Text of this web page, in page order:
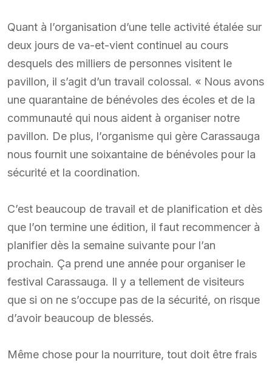
Quant à l’organisation d’une telle activité étalée sur
deux jours de va-et-vient continuel au cours
desquels des milliers de personnes visitent le
pavillon, il s’agit d’un travail colossal. « Nous avons
une quarantaine de bénévoles des écoles et de la
communauté qui nous aident à organiser notre
pavillon. De plus, l’organisme qui gère Carassauga
nous fournit une soixantaine de bénévoles pour la
sécurité et la coordination.
C’est beaucoup de travail et de planification et dès
que l’on termine une édition, il faut recommencer à
planifier dès la semaine suivante pour l’an
prochain. Ça prend une année pour organiser le
festival Carassauga. Il y a tellement de visiteurs
que si on ne s’occupe pas de la sécurité, on risque
d’avoir beaucoup de blessés.
Même chose pour la nourriture, tout doit être frais